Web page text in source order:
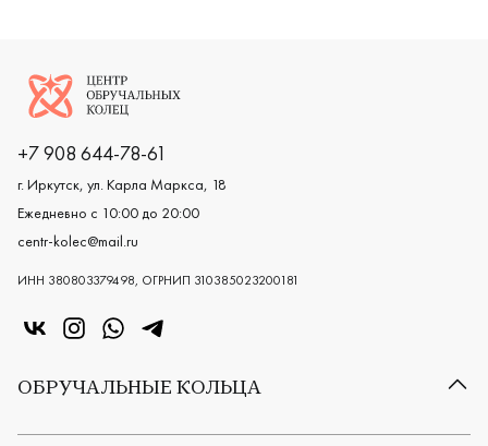
Логотип компании
+7 908 644-78-61
г. Иркутск, ул. Карла Маркса, 18
Ежедневно с 10:00 до 20:00
centr-kolec@mail.ru
ИНН 380803379498, ОГРНИП 310385023200181
«Центр колец» в VK
«Центр колец» в Instagram
«Центр колец» в Whatsapp
«Центр колец» в Telegram
ОБРУЧАЛЬНЫЕ КОЛЬЦА
Все обручальные кольца